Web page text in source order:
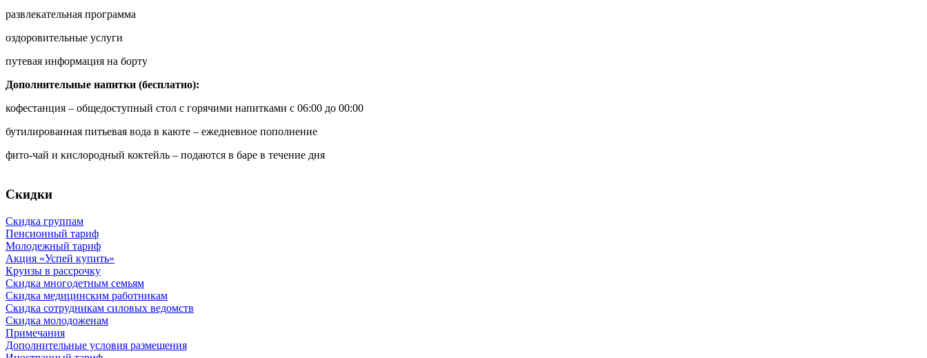
развлекательная программа
оздоровительные услуги
путевая информация на борту
Дополнительные напитки (бесплатно):
кофестанция – общедоступный стол с горячими напитками с 06:00 до 00:00
бутилированная питьевая вода в каюте – ежедневное пополнение
фито-чай и кислородный коктейль – подаются в баре в течение дня
Скидки
Скидка группам
Пенсионный тариф
Молодежный тариф
Акция «Успей купить»
Круизы в рассрочку
Скидка многодетным семьям
Скидка медицинским работникам
Скидка сотрудникам силовых ведомств
Скидка молодоженам
Примечания
Дополнительные условия размещения